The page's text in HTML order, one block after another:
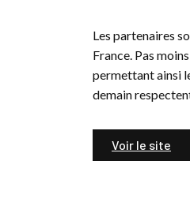
Les partenaires
France. Pas
permettant ainsi
demain
Voir le site